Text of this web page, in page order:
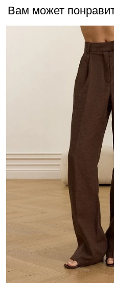
Вам может